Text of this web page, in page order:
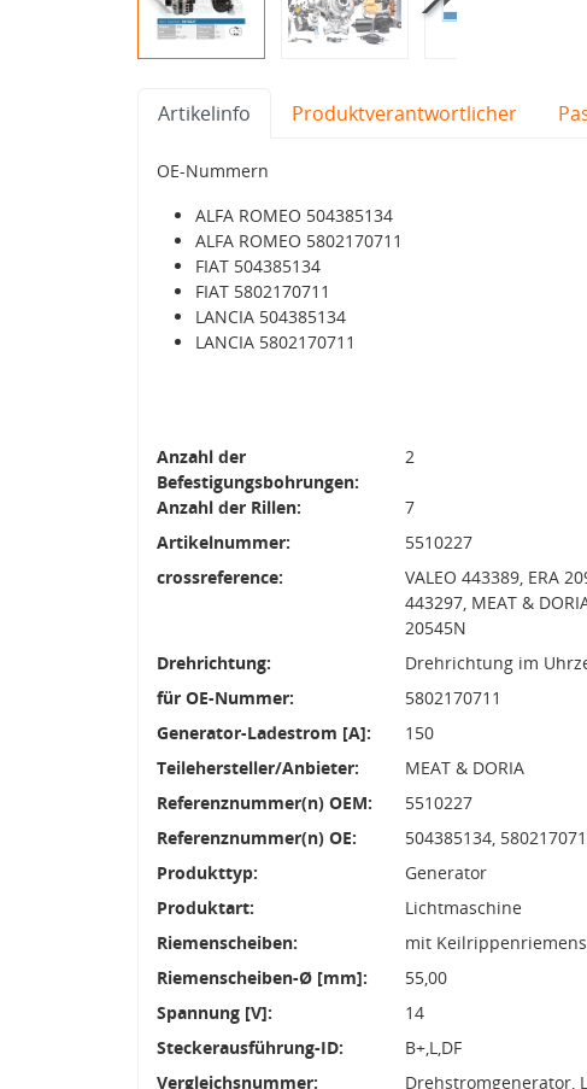
Artikelinfo Produktverantwortlicher
OE-Nummern
ALFA ROMEO 504385134
ALFA ROMEO 5802170711
FIAT 504385134
FIAT 5802170711
LANCIA 504385134
LANCIA 5802170711
Anzahl der
Befestigungsbohrungen:
2
Anzahl der Rillen:
7
Artikelnummer:
5510227
crossreference:
VALEO 443389, ERA
443297, MEAT &
20545N
Drehrichtung:
Drehrichtung im
für OE-Nummer:
5802170711
Generator-Ladestrom [A]:
150
Teilehersteller/Anbieter:
MEAT & DORIA
Referenznummer(n) OEM:
5510227
Referenznummer(n) OE:
504385134,
Produkttyp:
Generator
Produktart:
Lichtmaschine
Riemenscheiben:
mit
Riemenscheiben-Ø [mm]:
55,00
Spannung [V]:
14
Steckerausführung-ID:
B+,L,DF
Vergleichsnummer:
Drehstromgenerator,